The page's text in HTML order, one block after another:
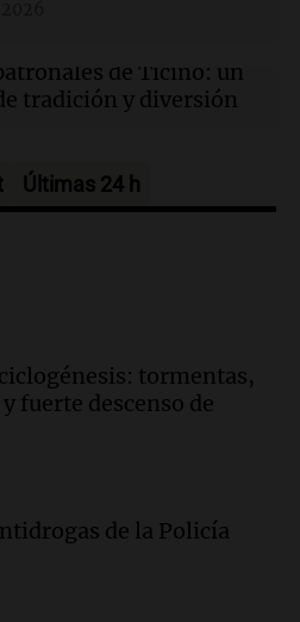
por incendios
científicos advierten sobre
de Ticino: un
tradición y diversión
para la feria en La
manifiestan
tierras
Park tras
por falta de nieve
Últimas 24 h
tormentas,
fuerte descenso de
de la Policía